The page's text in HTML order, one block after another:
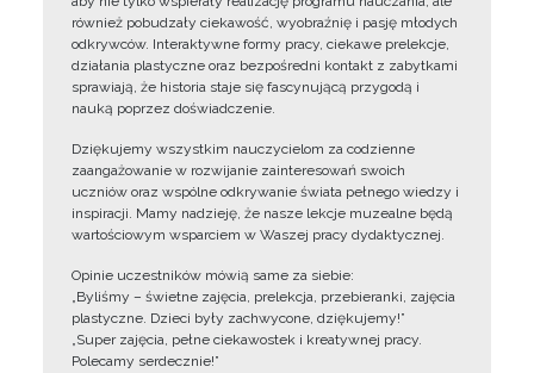
również pobudzały ciekawość, wyobraźnię i pasję młodych
odkrywców. Interaktywne formy pracy, ciekawe prelekcje,
działania plastyczne oraz bezpośredni kontakt z zabytkami
sprawiają, że historia staje się fascynującą przygodą i
nauką poprzez doświadczenie.
Dziękujemy wszystkim nauczycielom za codzienne
zaangażowanie w rozwijanie zainteresowań swoich
uczniów oraz wspólne odkrywanie świata pełnego wiedzy i
inspiracji. Mamy nadzieję, że nasze lekcje muzealne będą
wartościowym wsparciem w Waszej pracy dydaktycznej.
Opinie uczestników mówią same za siebie:
„Byliśmy – świetne zajęcia, prelekcja, przebieranki, zajęcia
plastyczne. Dzieci były zachwycone, dziękujemy!”
„Super zajęcia, pełne ciekawostek i kreatywnej pracy.
Polecamy serdecznie!”